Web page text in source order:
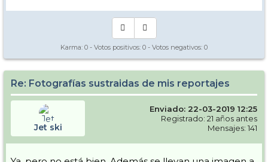
Karma: 0 - Votos positivos: 0 - Votos negativos: 0
Re: Fotografías sustraidas de mis reportajes
Jet ski
Enviado: 22-03-2019 12:25
Registrado: 21 años antes
Mensajes: 141